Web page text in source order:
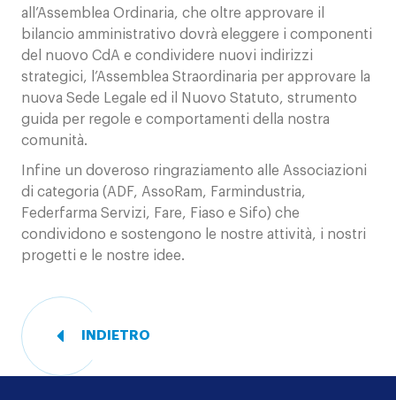
all’Assemblea Ordinaria, che oltre approvare il
bilancio amministrativo dovrà eleggere i componenti
del nuovo CdA e condividere nuovi indirizzi
strategici, l’Assemblea Straordinaria per approvare la
nuova Sede Legale ed il Nuovo Statuto, strumento
guida per regole e comportamenti della nostra
comunità.
Infine un doveroso ringraziamento alle Associazioni
di categoria (ADF, AssoRam, Farmindustria,
Federfarma Servizi, Fare, Fiaso e Sifo) che
condividono e sostengono le nostre attività, i nostri
progetti e le nostre idee.
INDIETRO